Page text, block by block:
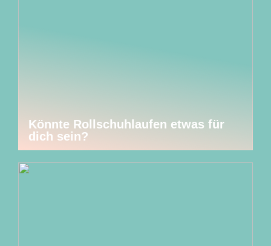
Könnte Rollschuhlaufen etwas für
dich sein?